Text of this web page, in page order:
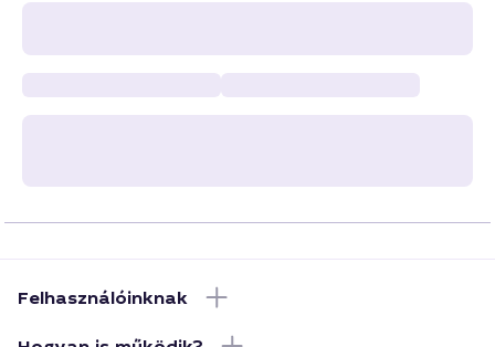
Felhasználóinknak